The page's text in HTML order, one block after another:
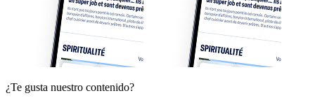
¿Te gusta nuestro contenido?